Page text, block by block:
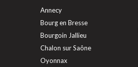
Annecy
Bourg en Bresse
Bourgoin Jallieu
Chalon sur Saône
Oyonnax